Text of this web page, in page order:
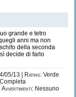
grande e tetro
anni ma non
della seconda
decide di farlo
05/13 | Rating: Verde
Avvertimenti: Nessuno